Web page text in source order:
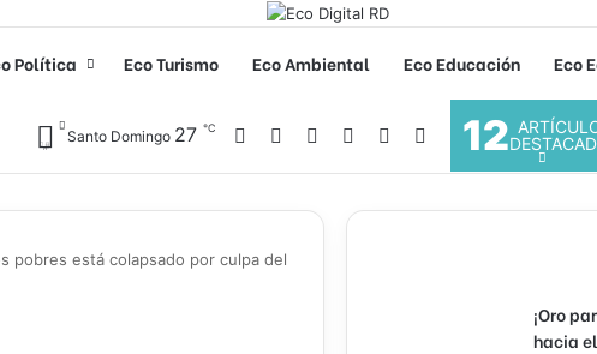
Política Eco Turismo Eco Ambiental Eco Educación Eco
Santo Domingo 27 ℃ Facebook YouTubeInstagram
AccesoBuscar por
12
pobres está colapsado por culpa del
¡Oro
hacia